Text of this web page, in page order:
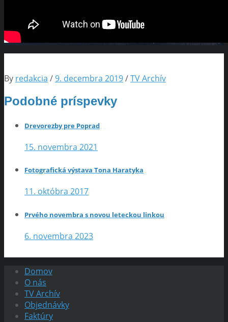
By redakcia /9. decembra 2019/TV Archív
Podobné príspevky
Drevorezby pre Poprad
15. novembra 2021
Fotografická výstava Tona Haratyka
11. októbra 2017
Prvého novembra s novou leteckou linkou
6. novembra 2023
Domov
O nás
TV Archív
Objednávky
Faktúry